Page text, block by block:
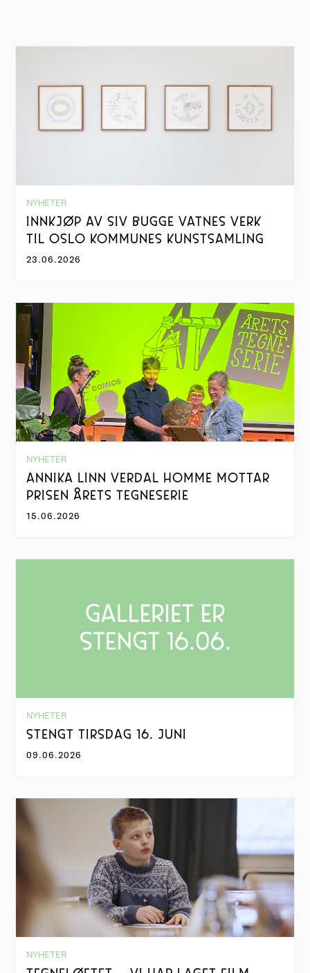
NYHETER
INNKJØP AV SIV BUGGE VATNES VERK
TIL OSLO KOMMUNES KUNSTSAMLING
23.06.2026
NYHETER
ANNIKA LINN VERDAL HOMME MOTTAR
PRISEN ÅRETS TEGNESERIE
15.06.2026
NYHETER
STENGT TIRSDAG 16. JUNI
09.06.2026
NYHETER